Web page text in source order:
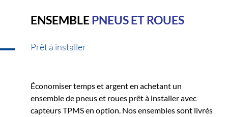
ENSEMBLEPNEUS ET ROUES
Prêt à installer
Économiser temps et argent en achetant un
ensemble de pneus et roues prêt à installer avec
capteurs TPMS en option. Nos ensembles sont livrés